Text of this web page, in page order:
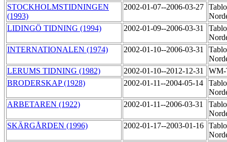
STOCKHOLMSTIDNINGEN
(1993)
2002-01-07--2006-03-27
LIDINGÖ TIDNING (1994)
2002-01-09--2006-03-31
INTERNATIONALEN (1974)
2002-01-10--2006-03-31
LERUMS TIDNING (1982)
2002-01-10--2012-12-31
BRODERSKAP (1928)
2002-01-11--2004-05-14
ARBETAREN (1922)
2002-01-11--2006-03-31
SKÄRGÅRDEN (1996)
2002-01-17--2003-01-16